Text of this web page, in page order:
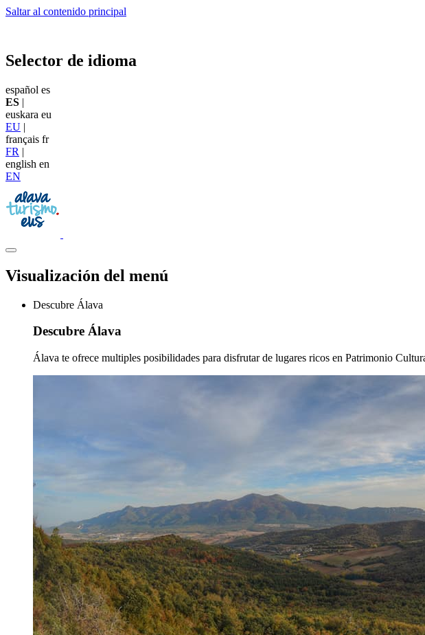
Saltar al contenido principal
Selector de idioma
español es
ES |
euskara eu
EU |
français fr
FR |
english en
EN
Visualización del menú
Descubre Álava
Descubre Álava
Álava te ofrece multiples posibilidades para disfrutar de lugares ricos en Patrimonio